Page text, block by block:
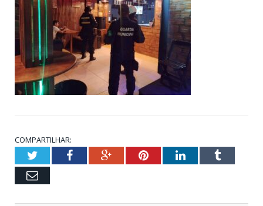
COMPARTILHAR:
TwitterFacebookGoogle+PinterestLinkedInTumblr
Email